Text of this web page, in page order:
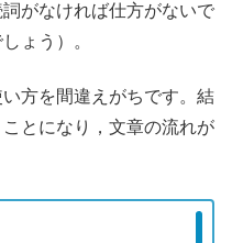
詞がなければ仕方がないで
ょう）。
方を間違えがちです。結
とになり，文章の流れが